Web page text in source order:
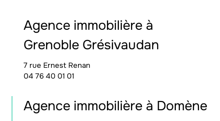
Agence immobilière à
Grenoble Grésivaudan
7 rue Ernest Renan
04 76 40 01 01
Agence immobilière à Domène